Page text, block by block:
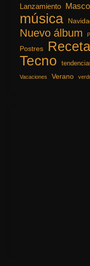
Lanzamiento
música
Nuevo álbum
Postres
Tecno
Vacaciones Verano